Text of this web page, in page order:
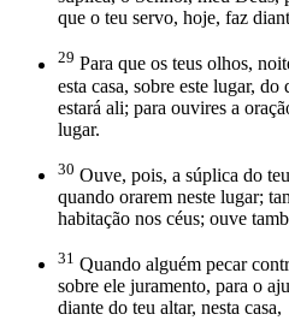
que o teu servo, hoje, faz
29 Para que os teus olhos,
esta casa, sobre este lugar,
estará ali; para ouvires a
lugar.
30 Ouve, pois, a súplica do
quando orarem neste lugar;
habitação nos céus; ouve
31 Quando alguém pecar
sobre ele juramento, para o
diante do teu altar, nesta casa,